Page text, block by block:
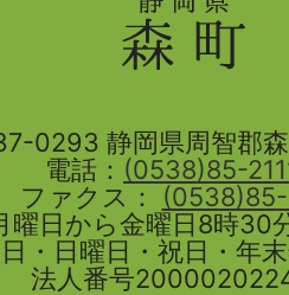
森
町
0293 静岡県周智郡
電話： (0538)85-
ファクス：
曜日から金曜日8時30
日・日曜日・祝日・年
法人番号